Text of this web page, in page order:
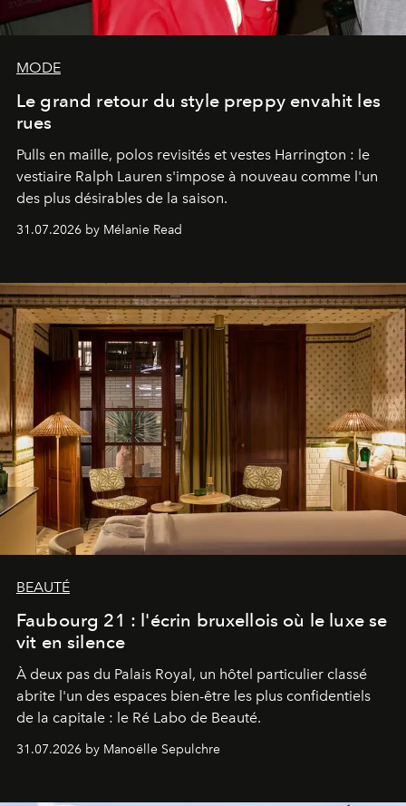
MODE
Le grand retour du style preppy envahit les
rues
Pulls en maille, polos revisités et vestes Harrington : le
vestiaire Ralph Lauren s'impose à nouveau comme l'un
des plus désirables de la saison.
31.07.2026 by Mélanie Read
BEAUTÉ
Faubourg 21 : l'écrin bruxellois où le luxe se
vit en silence
À deux pas du Palais Royal, un hôtel particulier classé
abrite l'un des espaces bien-être les plus confidentiels
de la capitale : le Ré Labo de Beauté.
31.07.2026 by Manoëlle Sepulchre